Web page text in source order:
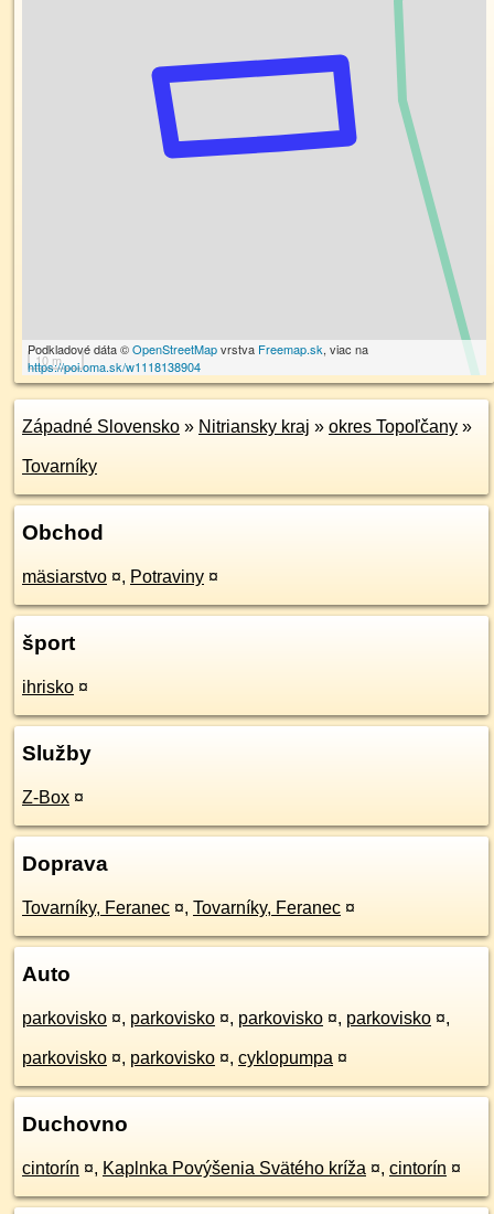
10 m
Podkladové dáta ©OpenStreetMapvrstva Freemap.sk, viac na
https://poi.oma.sk/w1118138904
Západné Slovensko » Nitriansky kraj » okres Topoľčany »
Tovarníky
Obchod
mäsiarstvo ¤, Potraviny ¤
šport
ihrisko ¤
Služby
Z-Box ¤
Doprava
Tovarníky, Feranec ¤, Tovarníky, Feranec ¤
Auto
parkovisko ¤, parkovisko ¤, parkovisko ¤, parkovisko ¤,
parkovisko ¤, parkovisko ¤, cyklopumpa ¤
Duchovno
cintorín ¤, Kaplnka Povýšenia Svätého kríža ¤, cintorín ¤